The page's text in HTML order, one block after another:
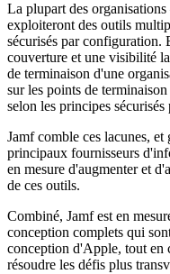
La plupart des
exploiteront des outils
sécurisés par configuration.
couverture et une visibilité
de terminaison d'une
sur les points de
selon les principes
Jamf comble ces lacunes,
principaux fournisseurs
en mesure d'augmenter et
de ces outils.
Combiné, Jamf est en
conception complets qui
conception d'Apple, tout en
résoudre les défis plus